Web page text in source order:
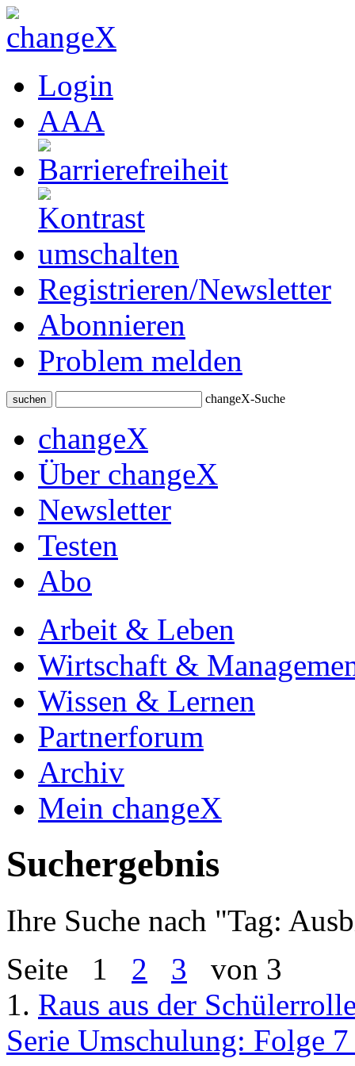
Login
AAA
Registrieren/Newsletter
Abonnieren
Problem melden
suchen changeX-Suche
changeX
Über changeX
Newsletter
Testen
Abo
Arbeit & Leben
Wirtschaft &
Wissen & Lernen
Partnerforum
Archiv
Mein changeX
Suchergebnis
Ihre Suche nach "Tag:
Seite 1 2 3 von 3
1. Raus aus der
Serie Umschulung: Folge